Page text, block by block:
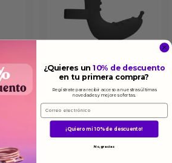
Set Extensión Vibrador
Eliott Negro
37.83€
Ver el producto
¿Quieres un10% de descuento
en tu primera compra?
Regístrate para recibir acceso a nuestras últimas
novedades y mejores ofertas.
Email
¡Quiero mi 10% de descuento!
No, gracias